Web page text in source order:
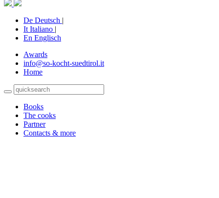
De Deutsch |
It Italiano |
En Englisch
Awards
info@so-kocht-suedtirol.it
Home
Books
The cooks
Partner
Contacts & more